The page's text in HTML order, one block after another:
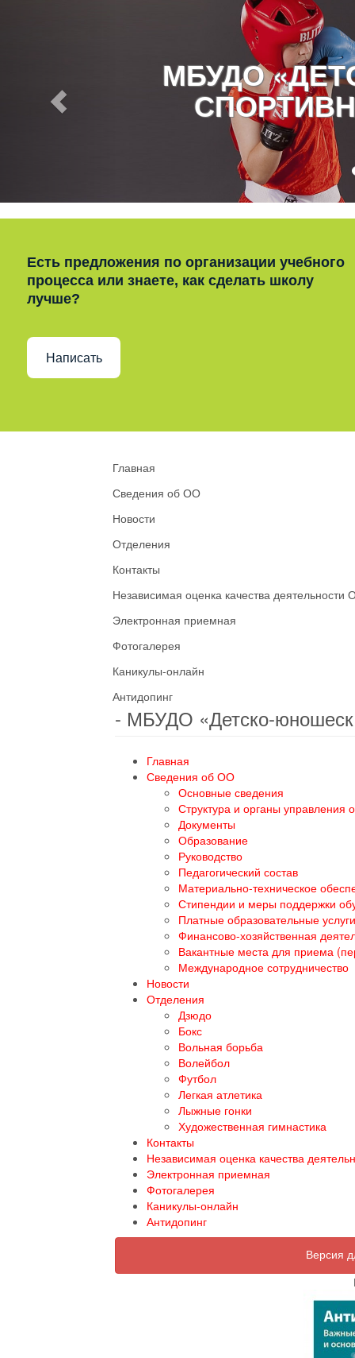
МБУДО
Есть предложения по организации учебного
процесса или знаете, как сделать школу
лучше?
Написать
Главная
Сведения об ОО
Новости
Отделения
Контакты
Независимая оценка качества деятельности
Электронная приемная
Фотогалерея
Каникулы-онлайн
Антидопинг
- МБУДО «Детско-
Главная
Сведения об ОО
Основные сведения
Структура и органы управления
Документы
Образование
Руководство
Педагогический состав
Материально-техническое
Стипендии и меры поддержки
Платные образовательные услуги
Финансово-хозяйственная
Вакантные места для приема
Международное сотрудничество
Новости
Отделения
Дзюдо
Бокс
Вольная борьба
Волейбол
Футбол
Легкая атлетика
Лыжные гонки
Художественная гимнастика
Контакты
Независимая оценка качества
Электронная приемная
Фотогалерея
Каникулы-онлайн
Антидопинг
Версия